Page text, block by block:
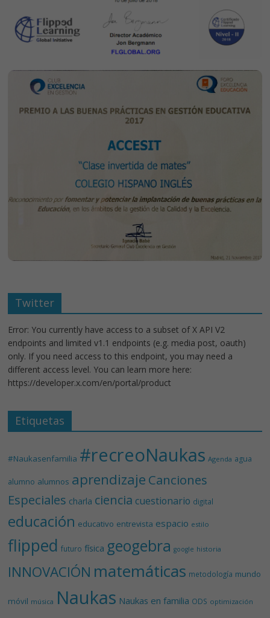
Twitter
Error: You currently have access to a subset of X API V2
endpoints and limited v1.1 endpoints (e.g. media post, oauth)
only. If you need access to this endpoint, you may need a
different access level. You can learn more here:
https://developer.x.com/en/portal/product
Etiquetas
#Naukasenfamilia #recreoNaukas Agenda agua
alumno alumnos aprendizaje Canciones
Especiales charla ciencia cuestionario digital
educación educativo entrevista espacio estilo
flipped futuro física geogebra google historia
INNOVACIÓN matemáticas metodología mundo
móvil música Naukas Naukas en familia ODS optimización